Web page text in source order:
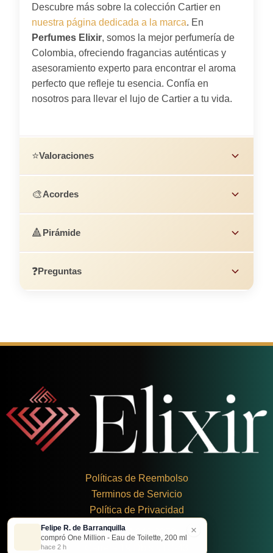
Descubre más sobre la colección Cartier en
nuestra página dedicada a la marca. En
Perfumes Elixir, somos la mejor perfumería de
Colombia, ofreciendo fragancias auténticas y
asesoramiento experto para encontrar el aroma
perfecto que refleje tu esencia. Confía en
nosotros para llevar el lujo de Cartier a tu vida.
⭐Valoraciones
🎨Acordes
🔺Pirámide
❓Preguntas
Políticas de Reembolso
Terminos de Servicio
Política de Privacidad
+57 324 248 8379
Felipe R. de Barranquilla
compró One Million - Eau de Toilette, 200 ml
hace 2 h
×